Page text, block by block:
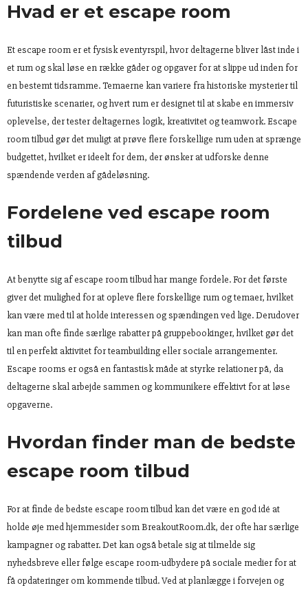
Hvad er et escape room
Et escape room er et fysisk eventyrspil, hvor deltagerne bliver låst inde i
et rum og skal løse en række gåder og opgaver for at slippe ud inden for
en bestemt tidsramme. Temaerne kan variere fra historiske mysterier til
futuristiske scenarier, og hvert rum er designet til at skabe en immersiv
oplevelse, der tester deltagernes logik, kreativitet og teamwork. Escape
room tilbud gør det muligt at prøve flere forskellige rum uden at sprænge
budgettet, hvilket er ideelt for dem, der ønsker at udforske denne
spændende verden af gådeløsning.
Fordelene ved escape room
tilbud
At benytte sig af escape room tilbud har mange fordele. For det første
giver det mulighed for at opleve flere forskellige rum og temaer, hvilket
kan være med til at holde interessen og spændingen ved lige. Derudover
kan man ofte finde særlige rabatter på gruppebookinger, hvilket gør det
til en perfekt aktivitet for teambuilding eller sociale arrangementer.
Escape rooms er også en fantastisk måde at styrke relationer på, da
deltagerne skal arbejde sammen og kommunikere effektivt for at løse
opgaverne.
Hvordan finder man de bedste
escape room tilbud
For at finde de bedste escape room tilbud kan det være en god idé at
holde øje med hjemmesider som BreakoutRoom.dk, der ofte har særlige
kampagner og rabatter. Det kan også betale sig at tilmelde sig
nyhedsbreve eller følge escape room-udbydere på sociale medier for at
få opdateringer om kommende tilbud. Ved at planlægge i forvejen og